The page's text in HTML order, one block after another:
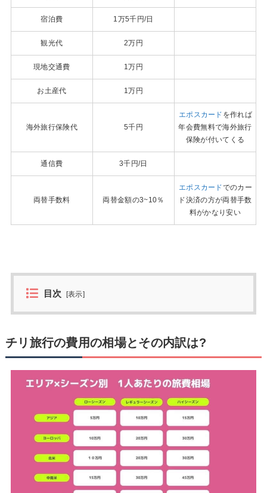
宿泊費 1万5千円/日
観光代 2万円
現地交通費 1万円
お土産代 1万円
海外旅行保険代 5千円
エポスカード を作れば
年会費無料で海外旅行
保険が付いてくる
通信費 3千円/日
両替手数料 両替金額の3~10％
エポスカードでのカー
ド決済の方が両替手数
料がかなり安い
目次 [表示]
チリ旅行の費用の相場とその内訳は?